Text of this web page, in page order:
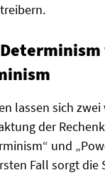
lassen sich
der
und
Fall sorgt die